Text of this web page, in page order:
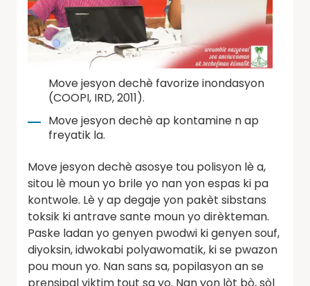
Move jesyon dechè favorize inondasyon
(COOPI, IRD, 2011).
Move jesyon dechè ap kontamine n ap
freyatik la.
Move jesyon dechè asosye tou polisyon lè a,
sitou lè moun yo brile yo nan yon espas ki pa
kontwole. Lè y ap degaje yon pakèt sibstans
toksik ki antrave sante moun yo dirèkteman.
Paske ladan yo genyen pwodwi ki genyen souf,
diyoksin, idwokabi polyawomatik, ki se pwazon
pou moun yo. Nan sans sa, popilasyon an se